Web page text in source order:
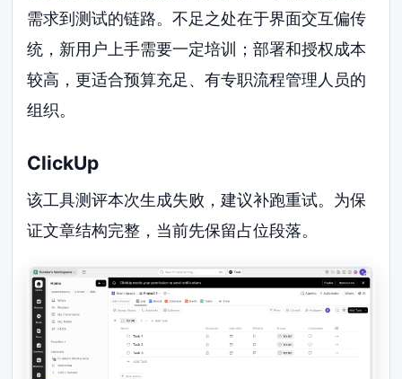
需求到测试的链路。不足之处在于界面交互偏传
统，新用户上手需要一定培训；部署和授权成本
较高，更适合预算充足、有专职流程管理人员的
组织。
ClickUp
该工具测评本次生成失败，建议补跑重试。为保
证文章结构完整，当前先保留占位段落。